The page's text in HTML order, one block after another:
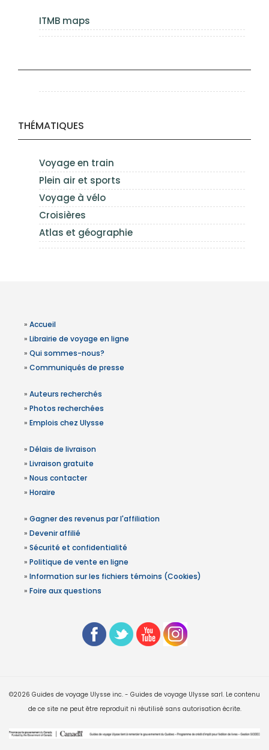
ITMB maps
THÉMATIQUES
Voyage en train
Plein air et sports
Voyage à vélo
Croisières
Atlas et géographie
» Accueil
» Librairie de voyage en ligne
» Qui sommes-nous?
» Communiqués de presse
» Auteurs recherchés
» Photos recherchées
» Emplois chez Ulysse
» Délais de livraison
» Livraison gratuite
» Nous contacter
» Horaire
» Gagner des revenus par l'affiliation
» Devenir affilié
» Sécurité et confidentialité
» Politique de vente en ligne
» Information sur les fichiers témoins (Cookies)
» Foire aux questions
©2026 Guides de voyage Ulysse inc. - Guides de voyage Ulysse sarl. Le contenu
de ce site ne peut être reproduit ni réutilisé sans autorisation écrite.